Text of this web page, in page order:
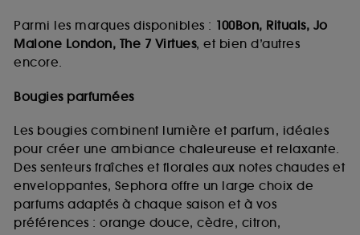
Parmi les marques disponibles : 100Bon, Rituals, Jo
Malone London, The 7 Virtues, et bien d’autres
encore.
Bougies parfumées
Les bougies combinent lumière et parfum, idéales
pour créer une ambiance chaleureuse et relaxante.
Des senteurs fraîches et florales aux notes chaudes et
enveloppantes, Sephora offre un large choix de
parfums adaptés à chaque saison et à vos
préférences : orange douce, cèdre, citron,